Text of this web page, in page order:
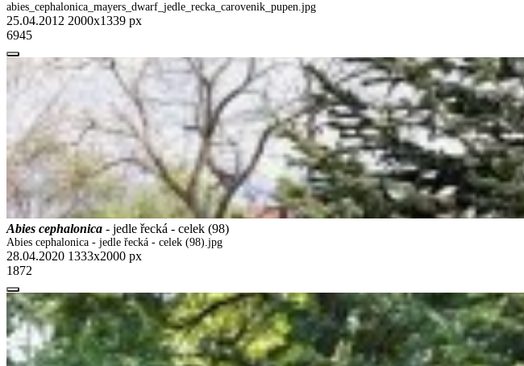
abies_cephalonica_mayers_dwarf_jedle_recka_carovenik_pupen.jpg
25.04.2012 2000x1339 px
6945
Abies cephalonica - jedle řecká - celek (98)
Abies cephalonica - jedle řecká - celek (98).jpg
28.04.2020 1333x2000 px
1872